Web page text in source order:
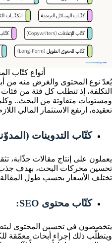
أنواع كتّاب
يُعدّ نوع المحتوى والغرض منه من
التكلفة، إذ تتطلب كل فئة من
ومستويات متفاوتة من البحث..
تعقيده، ارتفع الاستثمار المالي
كتّاب التدوينات
يعملون على إنتاج مقالات جذّابة،
تحسين محركات البحث، بهدف جذب
تختلف الأسعار بحسب طول
كتّاب محتوى SEO:
يتخصصون في تحسين المحتوى
ويتطلّب ذلك إجراء أبحاث معمّقة